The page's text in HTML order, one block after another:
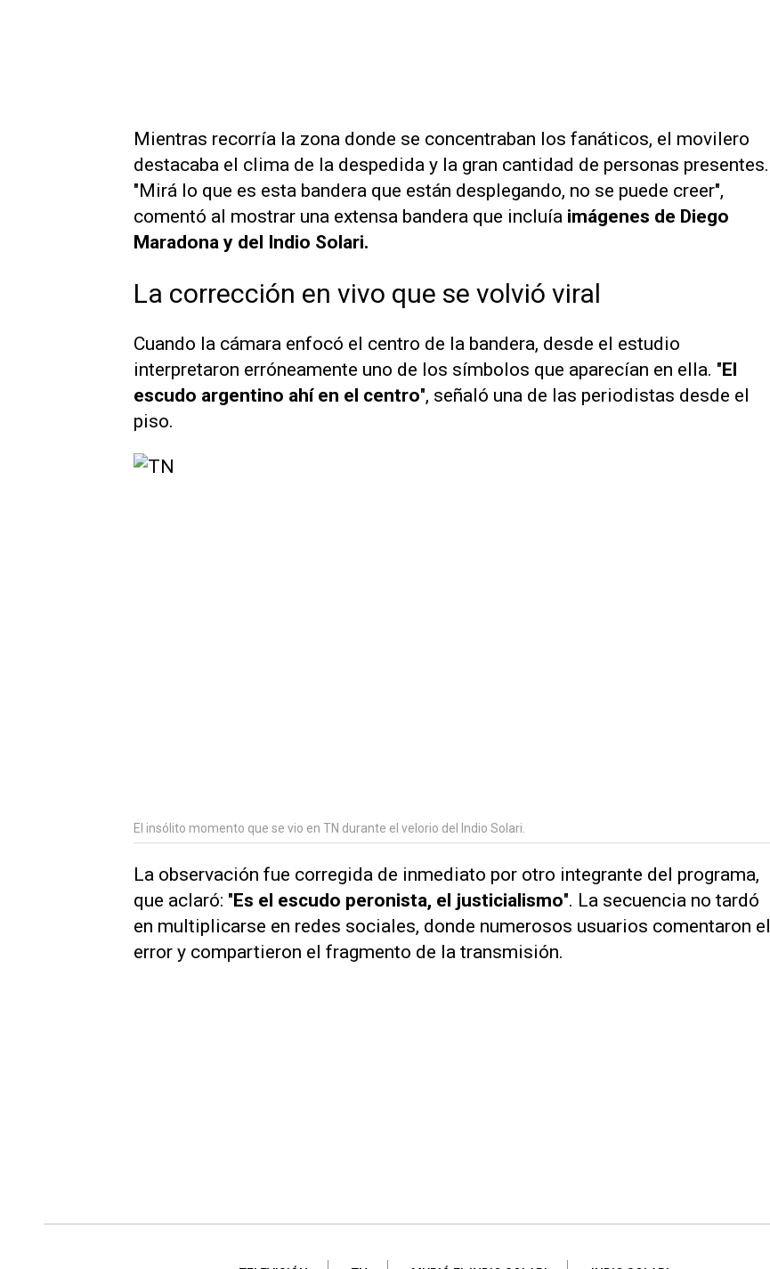
Mientras recorría la zona donde se concentraban los fanáticos, el movilero
destacaba el clima de la despedida y la gran cantidad de personas presentes.
"Mirá lo que es esta bandera que están desplegando, no se puede creer",
comentó al mostrar una extensa bandera que incluía imágenes de Diego
Maradona y del Indio Solari.
La corrección en vivo que se volvió viral
Cuando la cámara enfocó el centro de la bandera, desde el estudio
interpretaron erróneamente uno de los símbolos que aparecían en ella. "El
escudo argentino ahí en el centro", señaló una de las periodistas desde el
piso.
El insólito momento que se vio en TN durante el velorio del Indio Solari.
La observación fue corregida de inmediato por otro integrante del programa,
que aclaró: "Es el escudo peronista, el justicialismo". La secuencia no tardó
en multiplicarse en redes sociales, donde numerosos usuarios comentaron el
error y compartieron el fragmento de la transmisión.